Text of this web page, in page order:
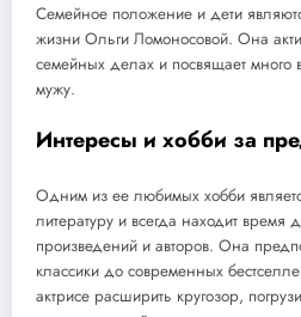
Семейное положение и дети
жизни Ольги Ломоносовой. Она
семейных делах и посвящает много
мужу.
Интересы и хобби за
Одним из ее любимых хобби
литературу и всегда находит время
произведений и авторов. Она
классики до современных
актрисе расширить кругозор,